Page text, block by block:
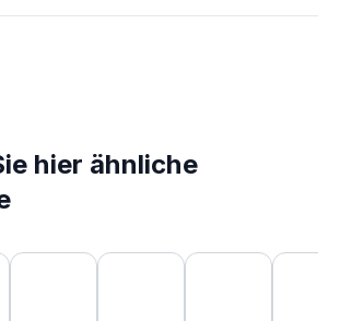
hier ähnliche
überspringen